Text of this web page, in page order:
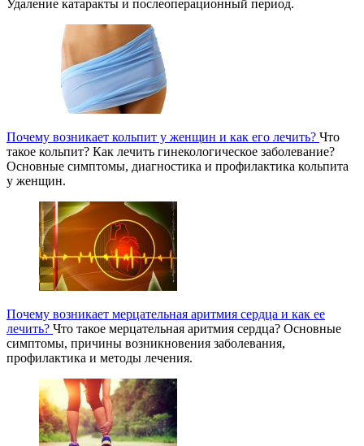
Удаление катаракты и послеоперационный период.
Почему возникает кольпит у женщин и как его лечить? Что
такое кольпит? Как лечить гинекологическое заболевание?
Основные симптомы, диагностика и профилактика кольпита
у женщин.
Почему возникает мерцательная аритмия сердца и как ее
лечить? Что такое мерцательная аритмия сердца? Основные
симптомы, причины возникновения заболевания,
профилактика и методы лечения.